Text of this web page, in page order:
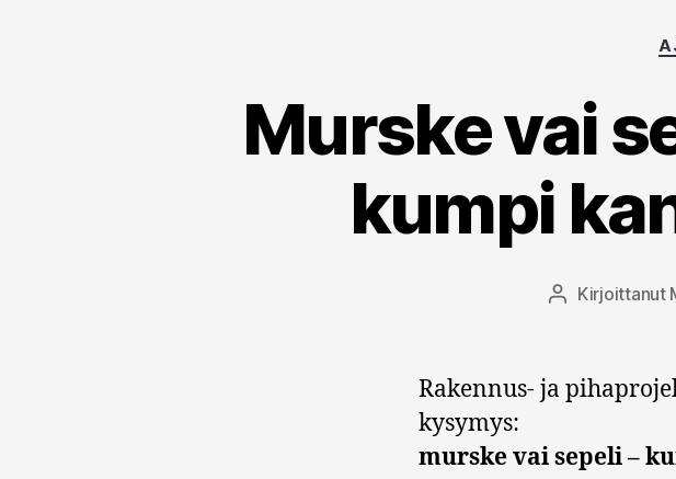
Murske vai
kumpi
Kirjoittaja
Kirjoittanut
Rakennus- ja
kysymys:
murske vai sepeli –